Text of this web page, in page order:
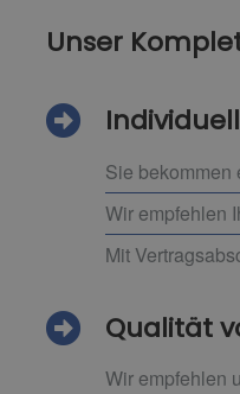
Unser
Sie bekommen
Wir empfehlen
Mit
Qualität
Wir empfehlen